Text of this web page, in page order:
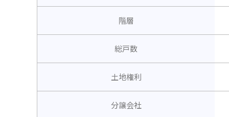
階層
総戸数
土地権利
分譲会社